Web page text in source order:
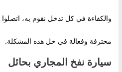
والكفاءة في كل تدخل نقوم به،
محترفة وفعالة في حل هذه المشكلة.
سيارة نفخ المجاري بحائل